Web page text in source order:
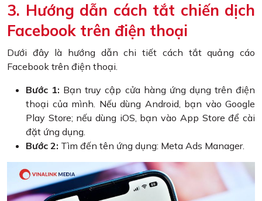
3. Hướng dẫn cách tắt chiến dịch
Facebook trên điện thoại
Dưới đây là hướng dẫn chi tiết cách tắt quảng cáo
Facebook trên điện thoại.
Bước 1: Bạn truy cập cửa hàng ứng dụng trên điện
thoại của mình. Nếu dùng Android, bạn vào Google
Play Store; nếu dùng iOS, bạn vào App Store để cài
đặt ứng dụng.
Bước 2: Tìm đến tên ứng dụng: Meta Ads Manager.